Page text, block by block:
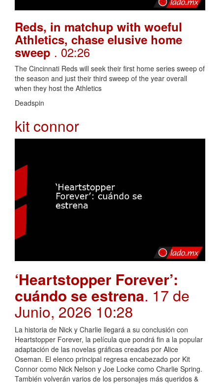
Reds, in matchup with woeful
Athletics, chase elusive home
sweep . 02:26
The Cincinnati Reds will seek their first home series sweep of
the season and just their third sweep of the year overall
when they host the Athletics
Deadspin
kit connor
‘Heartstopper Forever’:
cuándo se estrena. 17 de
Junio, 2026 10:28
La historia de Nick y Charlie llegará a su conclusión con
Heartstopper Forever, la película que pondrá fin a la popular
adaptación de las novelas gráficas creadas por Alice
Oseman. El elenco principal regresa encabezado por Kit
Connor como Nick Nelson y Joe Locke como Charlie Spring.
También volverán varios de los personajes más queridos &